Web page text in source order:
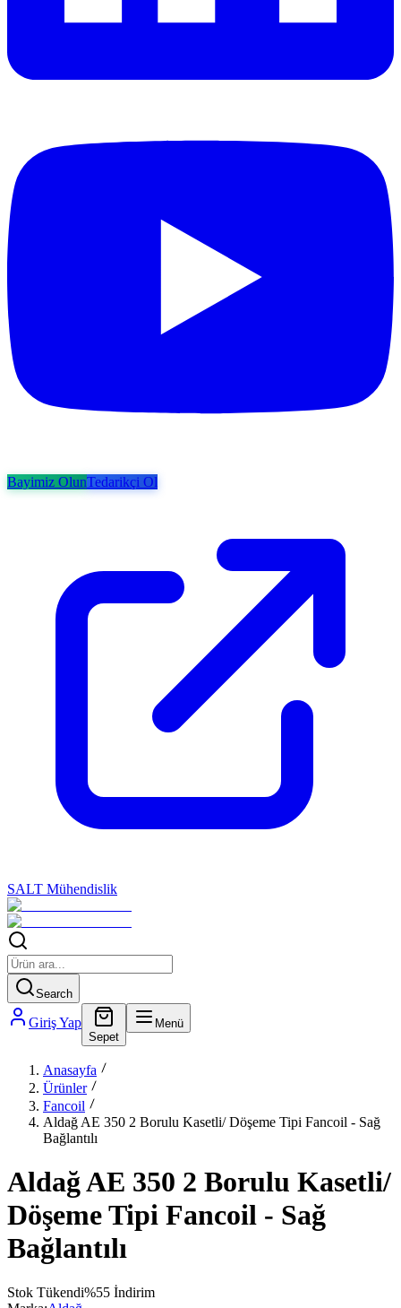
Bayimiz OlunTedarikçi Ol
SALT Mühendislik
Search
Giriş Yap
Sepet
Menü
Anasayfa
Ürünler
Fancoil
Aldağ AE 350 2 Borulu Kasetli/ Döşeme Tipi Fancoil - Sağ
Bağlantılı
Aldağ AE 350 2 Borulu Kasetli/
Döşeme Tipi Fancoil - Sağ
Bağlantılı
Stok Tükendi%55 İndirim